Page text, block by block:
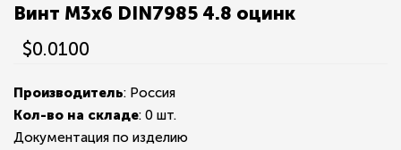
Винт М3х6 DIN7985 4.8 оцинк
$0.0100
Производитель: Россия
Кол-во на складе: 0 шт.
Документация по изделию